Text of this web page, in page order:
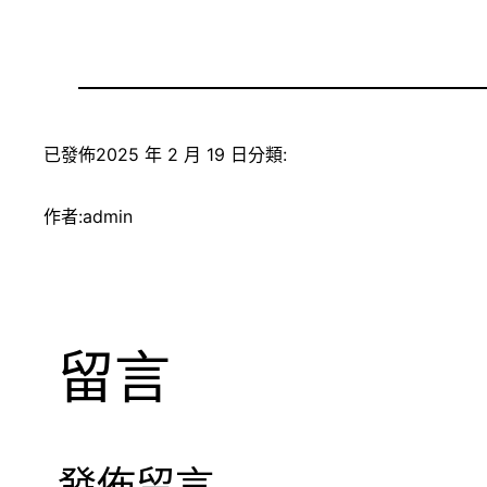
已發佈2025 年 2 月 19 日 分類:
作者:admin
留言